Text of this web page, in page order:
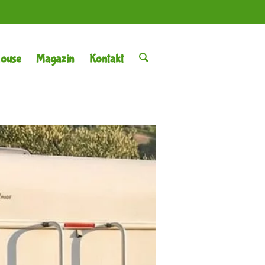
Magazin Kontakt